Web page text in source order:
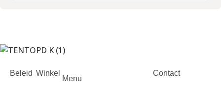
Beleid Winkel
Menu
Contact